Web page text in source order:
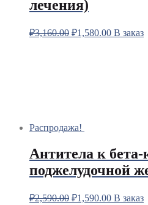
лечения)
₽3,160.00 ₽1,580.00 В заказ
Распродажа!
Антитела к
поджелудочной
₽2,590.00 ₽1,590.00 В заказ